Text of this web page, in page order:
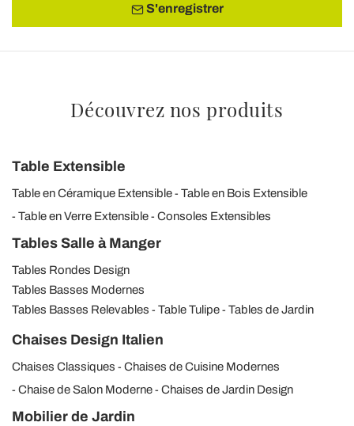
S'enregistrer
Découvrez nos produits
Table Extensible
Table en Céramique Extensible
Table en Bois Extensible
Table en Verre Extensible
Consoles Extensibles
Tables Salle à Manger
Tables Rondes Design
Tables Basses Modernes
Tables Basses Relevables
Table Tulipe Tables de Jardin
Chaises Design Italien
Chaises Classiques
Chaises de Cuisine Modernes
Chaise de Salon Moderne
Chaises de Jardin Design
Mobilier de Jardin